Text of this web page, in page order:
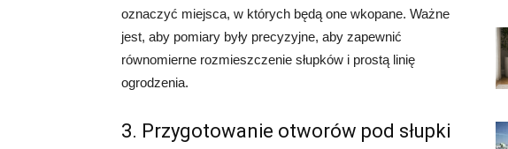
oznaczyć miejsca, w których będą one wkopane. Ważne
jest, aby pomiary były precyzyjne, aby zapewnić
równomierne rozmieszczenie słupków i prostą linię
ogrodzenia.
3. Przygotowanie otworów pod słupki